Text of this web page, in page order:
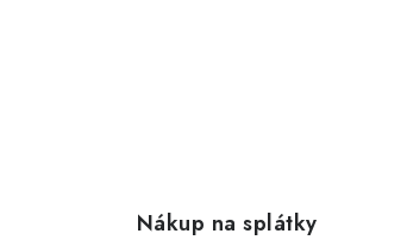
Nákup na splátky